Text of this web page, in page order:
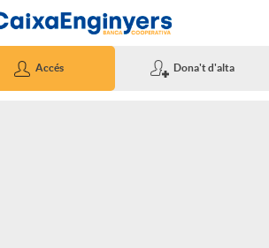
Accés Dona't d'alta